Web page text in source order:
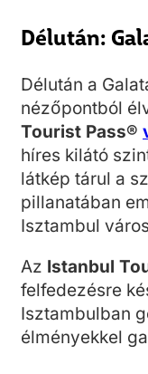
Délután:
Délután a
nézőpontból
Tourist Pass®
híres kilátó
látkép tárul a
pillanatában
Isztambul
Az Istanbul
felfedezésre
Isztambulban
élményekkel